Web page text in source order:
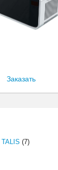
Заказать
(7)